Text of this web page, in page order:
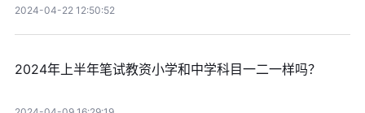
2024-04-22 12:50:52
2024年上半年笔试教资小学和中学科目一二一样吗？